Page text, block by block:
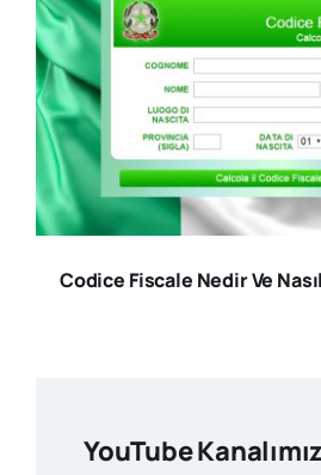
Codice Fiscale Nedir Ve
YouTube Kanalımız